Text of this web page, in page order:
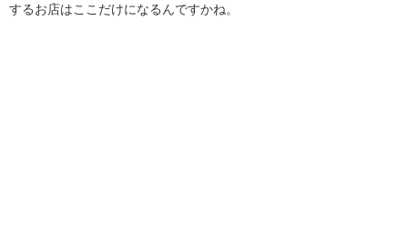
するお店はここだけになるんですかね。